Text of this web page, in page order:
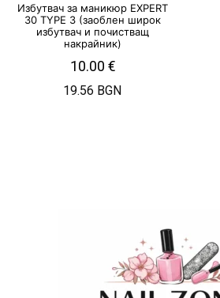
Избутвач за маникюр EXPERT
30 TYPE 3 (заоблен широк
избутвач и почистващ
накрайник)
10.00 €
19.56 BGN